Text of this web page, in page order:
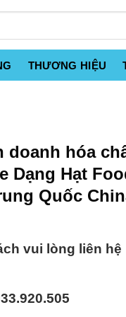
THƯƠNG HIỆU
doanh hóa
Dạng Hạt
Quốc
vui lòng liên hệ